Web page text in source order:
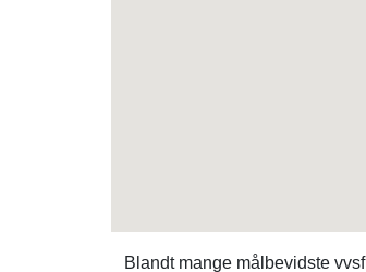
Blandt mange målbevidste